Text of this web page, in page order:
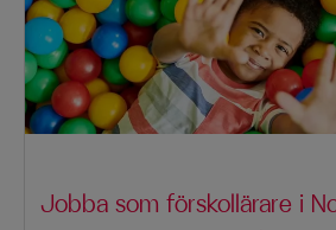
Jobba som förskollärare i